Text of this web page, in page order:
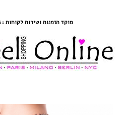
מוקד הזמנות ושירות לקוחות : 077-659-6925